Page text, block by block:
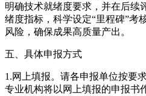
明确技术就绪度要求，并在后续
绪度指标，科学设定“里程碑”考
风险，确保成果高质量产出。
五、具体申报方式
1.网上填报。请各申报单位按要
专业机构将以网上填报的申报书